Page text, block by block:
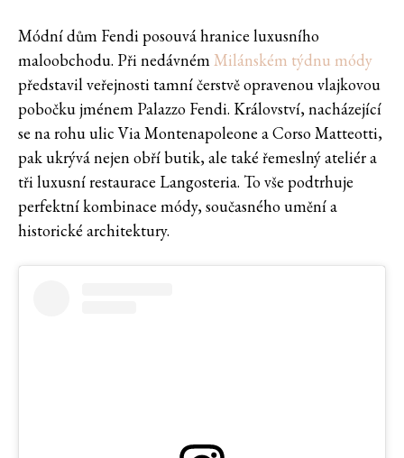
Módní dům Fendi posouvá hranice luxusního
maloobchodu. Při nedávnémMilánském týdnu módy
představil veřejnosti tamní čerstvě opravenou vlajkovou
pobočku jménem Palazzo Fendi. Království, nacházející
se na rohu ulic Via Montenapoleone a Corso Matteotti,
pak ukrývá nejen obří butik, ale také řemeslný ateliér a
tři luxusní restaurace Langosteria. To vše podtrhuje
perfektní kombinace módy, současného umění a
historické architektury.